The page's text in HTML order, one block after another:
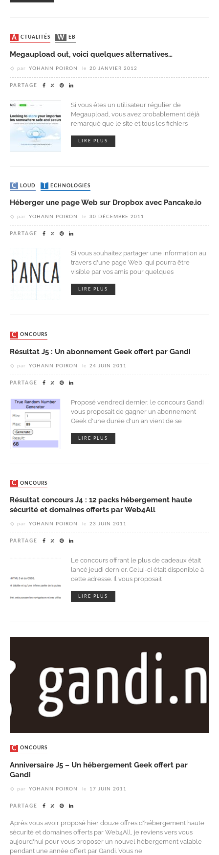
ACTUALITÉS WEB
Megaupload out, voici quelques alternatives…
par YOHANN POIRON le 20 JANVIER 2012
PARTAGE
Si vous êtes un utilisateur régulier de
Megaupload, vous avez probablement déjà
remarqué que le site et tous les fichiers
LIRE PLUS
CLOUD TECHNOLOGIES
Héberger une page Web sur Dropbox avec Pancake.io
par YOHANN POIRON le 30 DÉCEMBRE 2011
PARTAGE
Si vous souhaitez partager une information au
travers d'une page Web, qui pourra être
visible par vos amis pour quelques
LIRE PLUS
CONCOURS
Résultat J5 : Un abonnement Geek offert par Gandi
par YOHANN POIRON le 24 JUIN 2011
PARTAGE
Proposé vendredi dernier, le concours Gandi
vous proposait de gagner un abonnement
Geek d'une durée d'un an vient de se
LIRE PLUS
CONCOURS
Résultat concours J4 : 12 packs hébergement haute
sécurité et domaines offerts par Web4All
par YOHANN POIRON le 23 JUIN 2011
PARTAGE
Le concours offrant le plus de cadeaux était
lancé jeudi dernier. Celui-ci était disponible à
cette adresse. Il vous proposait
LIRE PLUS
CONCOURS
Anniversaire J5 – Un hébergement Geek offert par
Gandi
par YOHANN POIRON le 17 JUIN 2011
PARTAGE
Après vous avoir proposé hier douze offres d'hébergement haute
sécurité et domaines offerts par Web4All, je reviens vers vous
aujourd'hui pour vous proposer un nouvel hébergement valable
pendant une année offert par Gandi. Vous ne